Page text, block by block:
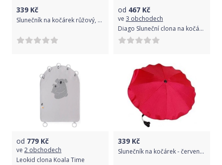
339 Kč
Slunečník na kočárek růžový, Růžová
od 467 Kč
ve 3 obchodech
Diago Sluneční clona na kočárek UNIVERZÁLNÍ
od 779 Kč
ve 2 obchodech
Leokid clona Koala Time
339 Kč
Slunečník na kočárek - červený, Červená